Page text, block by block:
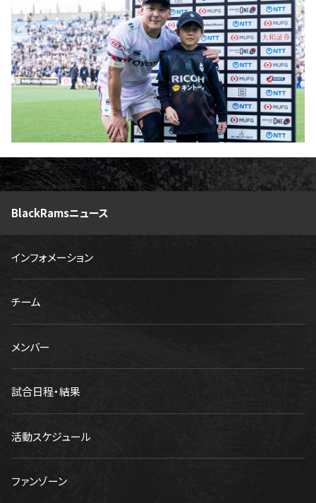
BlackRamsニュース
インフォメーション
チーム
メンバー
試合日程・結果
活動スケジュール
ファンゾーン